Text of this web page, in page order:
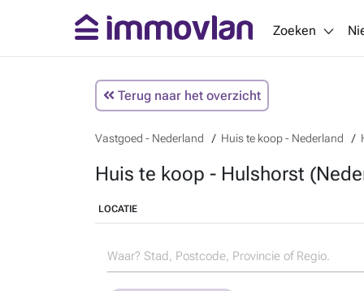
Zoeken
Terug naar het overzicht
Vastgoed - Nederland Huis te koop - Nederland
Huis te koop - Hulshorst
LOCATIE